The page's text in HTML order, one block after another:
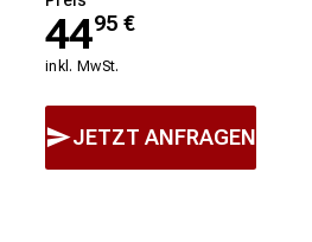
4495 €
inkl. MwSt.
JETZT ANFRAGEN